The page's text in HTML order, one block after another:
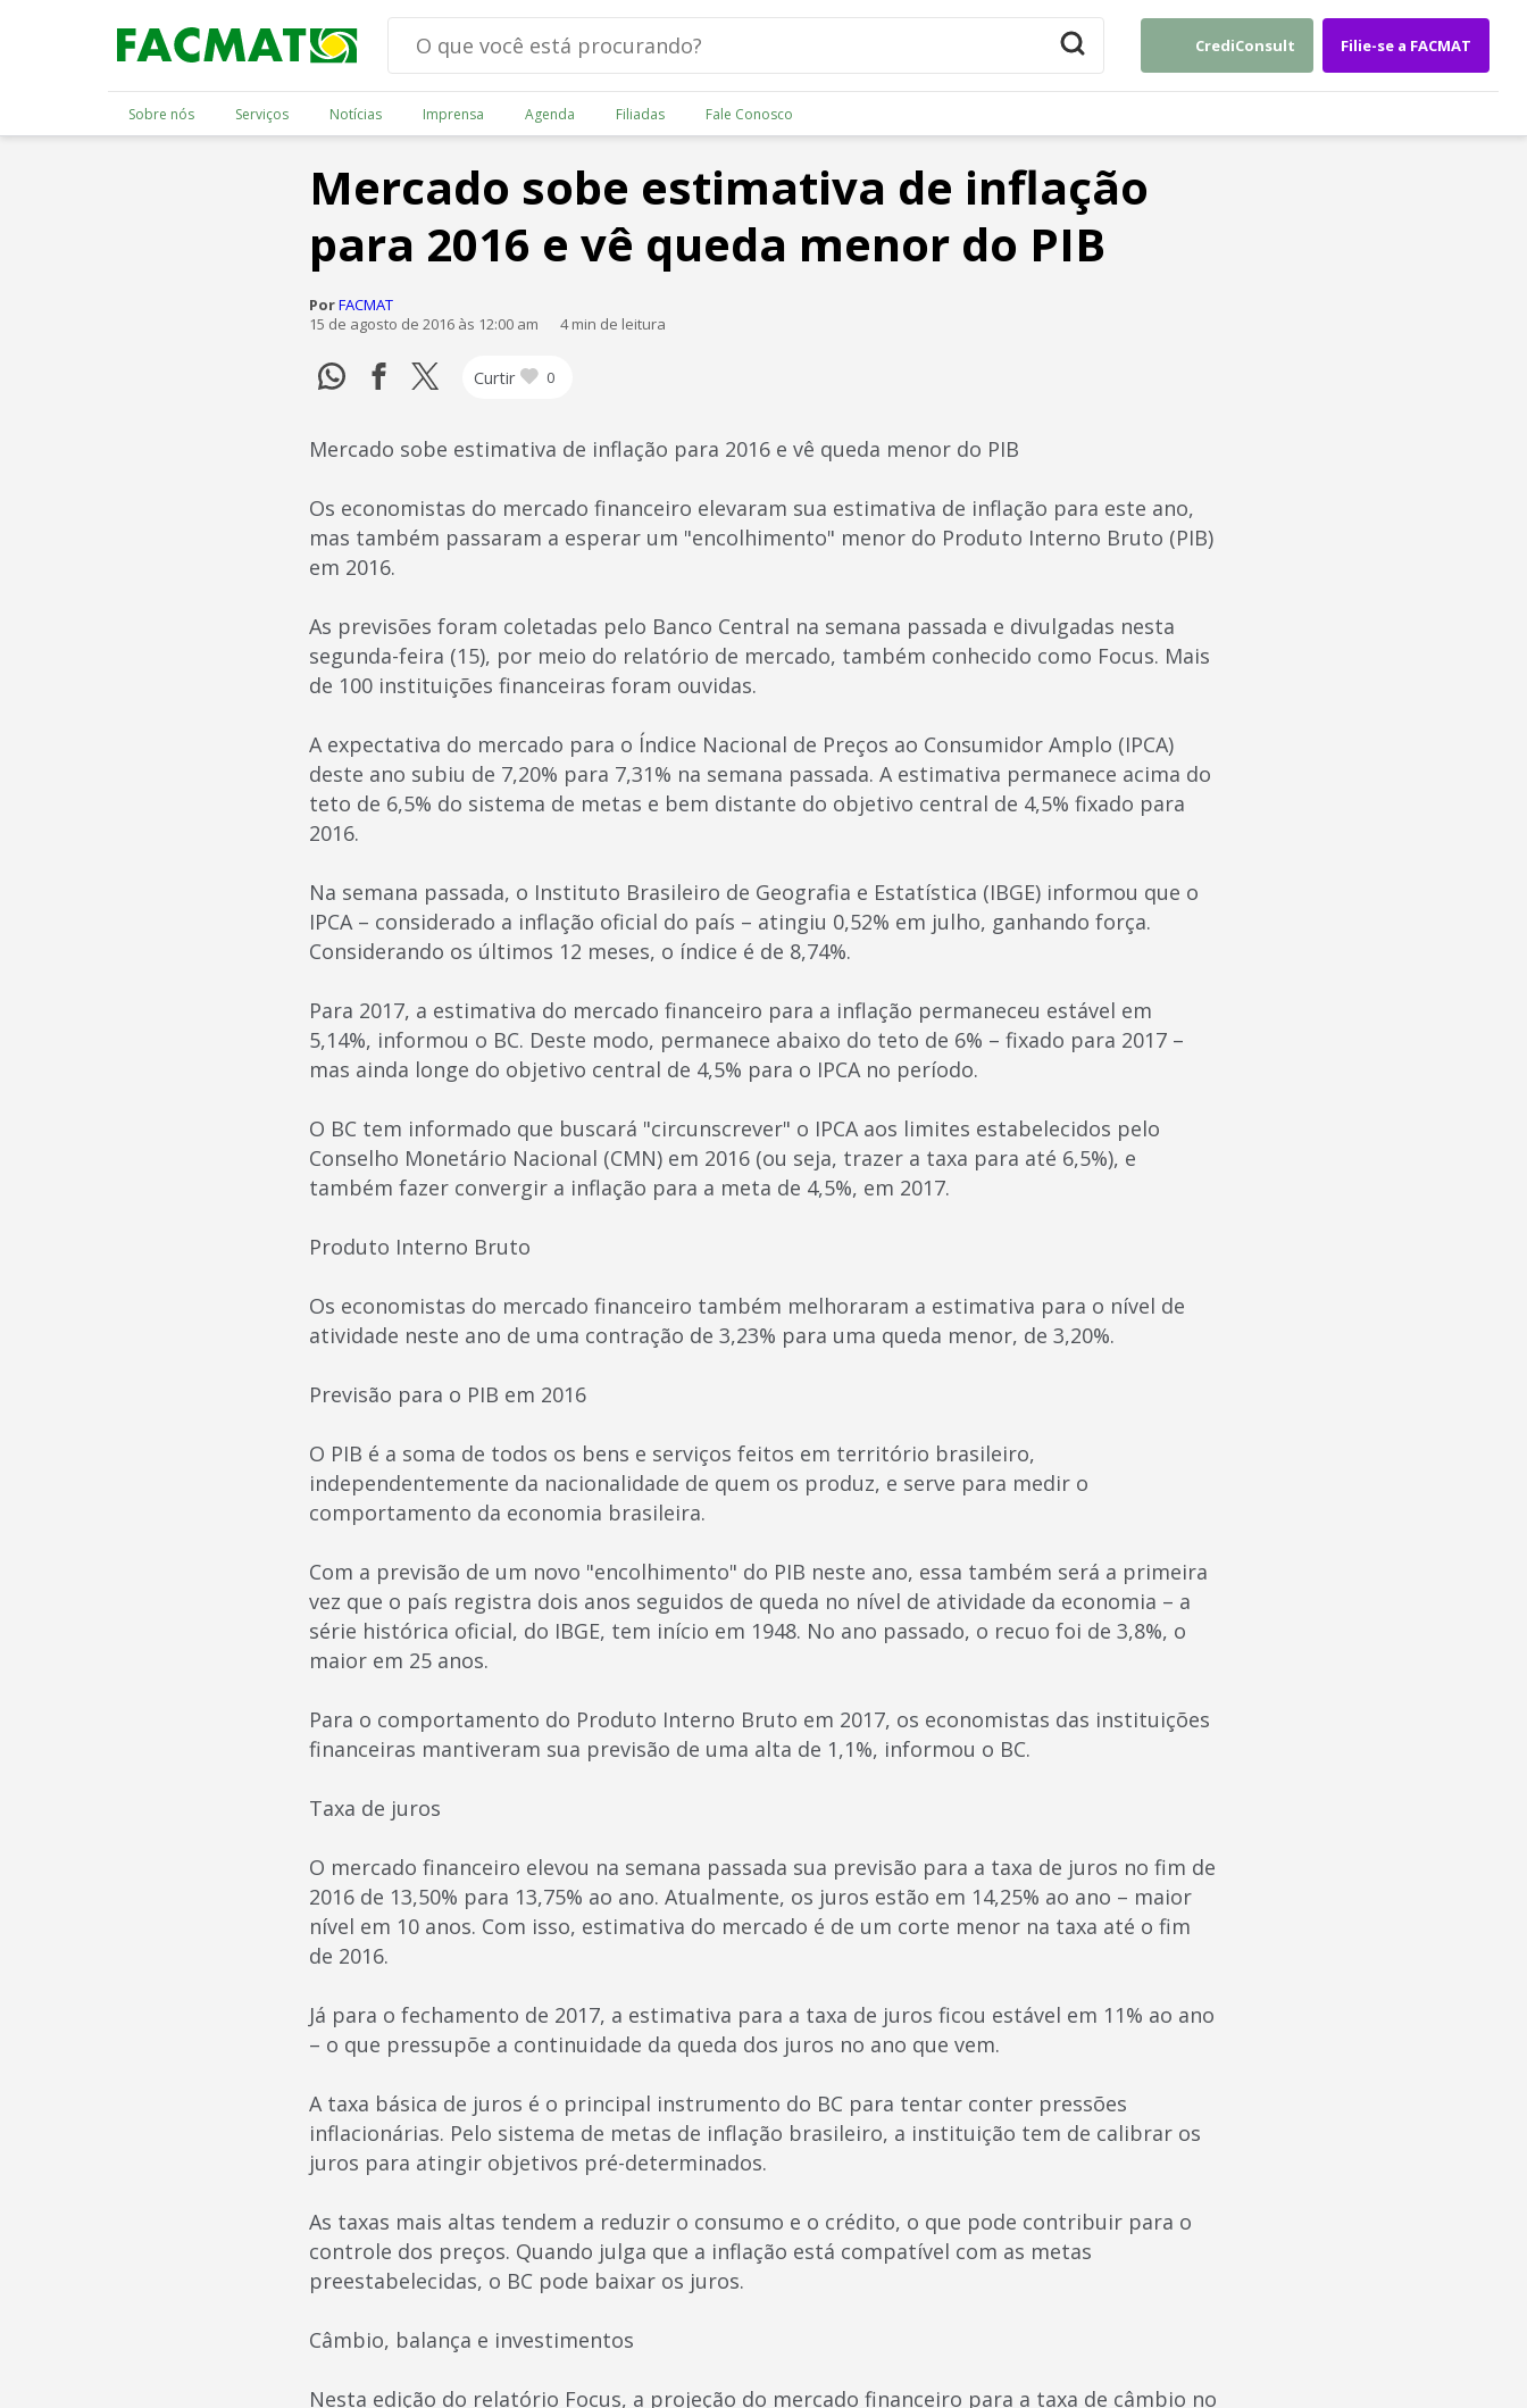
CrediConsult Filie-se a FACMAT
Sobre nós Serviços Notícias Imprensa Agenda Filiadas Fale Conosco
Mercado sobe estimativa de inflação
para 2016 e vê queda menor do PIB
PorFACMAT
15 de agosto de 2016 às 12:00 am
4 min de leitura
Curtir 0
Mercado sobe estimativa de inflação para 2016 e vê queda menor do PIB
Os economistas do mercado financeiro elevaram sua estimativa de inflação para este ano,
mas também passaram a esperar um "encolhimento" menor do Produto Interno Bruto (PIB)
em 2016.
As previsões foram coletadas pelo Banco Central na semana passada e divulgadas nesta
segunda-feira (15), por meio do relatório de mercado, também conhecido como Focus. Mais
de 100 instituições financeiras foram ouvidas.
A expectativa do mercado para o Índice Nacional de Preços ao Consumidor Amplo (IPCA)
deste ano subiu de 7,20% para 7,31% na semana passada. A estimativa permanece acima do
teto de 6,5% do sistema de metas e bem distante do objetivo central de 4,5% fixado para
2016.
Na semana passada, o Instituto Brasileiro de Geografia e Estatística (IBGE) informou que o
IPCA – considerado a inflação oficial do país – atingiu 0,52% em julho, ganhando força.
Considerando os últimos 12 meses, o índice é de 8,74%.
Para 2017, a estimativa do mercado financeiro para a inflação permaneceu estável em
5,14%, informou o BC. Deste modo, permanece abaixo do teto de 6% – fixado para 2017 –
mas ainda longe do objetivo central de 4,5% para o IPCA no período.
O BC tem informado que buscará "circunscrever" o IPCA aos limites estabelecidos pelo
Conselho Monetário Nacional (CMN) em 2016 (ou seja, trazer a taxa para até 6,5%), e
também fazer convergir a inflação para a meta de 4,5%, em 2017.
Produto Interno Bruto
Os economistas do mercado financeiro também melhoraram a estimativa para o nível de
atividade neste ano de uma contração de 3,23% para uma queda menor, de 3,20%.
Previsão para o PIB em 2016
O PIB é a soma de todos os bens e serviços feitos em território brasileiro,
independentemente da nacionalidade de quem os produz, e serve para medir o
comportamento da economia brasileira.
Com a previsão de um novo "encolhimento" do PIB neste ano, essa também será a primeira
vez que o país registra dois anos seguidos de queda no nível de atividade da economia – a
série histórica oficial, do IBGE, tem início em 1948. No ano passado, o recuo foi de 3,8%, o
maior em 25 anos.
Para o comportamento do Produto Interno Bruto em 2017, os economistas das instituições
financeiras mantiveram sua previsão de uma alta de 1,1%, informou o BC.
Taxa de juros
O mercado financeiro elevou na semana passada sua previsão para a taxa de juros no fim de
2016 de 13,50% para 13,75% ao ano. Atualmente, os juros estão em 14,25% ao ano – maior
nível em 10 anos. Com isso, estimativa do mercado é de um corte menor na taxa até o fim
de 2016.
Já para o fechamento de 2017, a estimativa para a taxa de juros ficou estável em 11% ao ano
– o que pressupõe a continuidade da queda dos juros no ano que vem.
A taxa básica de juros é o principal instrumento do BC para tentar conter pressões
inflacionárias. Pelo sistema de metas de inflação brasileiro, a instituição tem de calibrar os
juros para atingir objetivos pré-determinados.
As taxas mais altas tendem a reduzir o consumo e o crédito, o que pode contribuir para o
controle dos preços. Quando julga que a inflação está compatível com as metas
preestabelecidas, o BC pode baixar os juros.
Câmbio, balança e investimentos
Nesta edição do relatório Focus, a projeção do mercado financeiro para a taxa de câmbio no